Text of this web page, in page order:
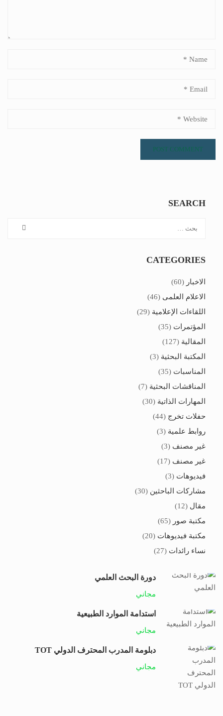
SEARCH
CATEGORIES
الاخبار (60)
الاعلام العلمى (46)
اللقاءات الإعلامية (29)
المؤتمرات (35)
المقالية (127)
المكتبة البحثية (3)
المناسبات (35)
المناقشات البحثية (7)
المهارات الذاتية (30)
حفلات تخرج (44)
روابط علمية (3)
غير مصنف (3)
غير مصنف (17)
فيديوهات (3)
مشاركات الباحثين (30)
مقال (12)
مكتبة صور (65)
مكتبة فيديوهات (20)
نساء رائدات (27)
دورة البحث العلمي
مجاني
استدامة الموارد الطبيعية
مجاني
دبلومة المدرب المحترف الدولي TOT
مجاني